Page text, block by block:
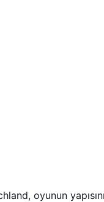
oyunun